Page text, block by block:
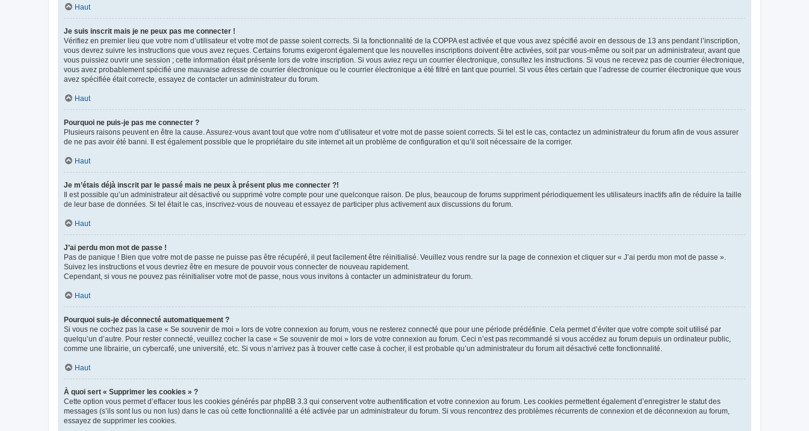
Haut
Je suis inscrit mais je ne peux pas me connecter !
Vérifiez en premier lieu que votre nom d’utilisateur et votre mot de passe soient corrects. Si la fonctionnalité de la COPPA est activée et que vous avez spécifié avoir en dessous de 13 ans pendant l’inscription,
vous devrez suivre les instructions que vous avez reçues. Certains forums exigeront également que les nouvelles inscriptions doivent être activées, soit par vous-même ou soit par un administrateur, avant que
vous puissiez ouvrir une session ; cette information était présente lors de votre inscription. Si vous aviez reçu un courrier électronique, consultez les instructions. Si vous ne recevez pas de courrier électronique,
vous avez probablement spécifié une mauvaise adresse de courrier électronique ou le courrier électronique a été filtré en tant que pourriel. Si vous êtes certain que l’adresse de courrier électronique que vous
avez spécifiée était correcte, essayez de contacter un administrateur du forum.
Haut
Pourquoi ne puis-je pas me connecter ?
Plusieurs raisons peuvent en être la cause. Assurez-vous avant tout que votre nom d’utilisateur et votre mot de passe soient corrects. Si tel est le cas, contactez un administrateur du forum afin de vous assurer
de ne pas avoir été banni. Il est également possible que le propriétaire du site internet ait un problème de configuration et qu’il soit nécessaire de la corriger.
Haut
Je m’étais déjà inscrit par le passé mais ne peux à présent plus me connecter ?!
Il est possible qu’un administrateur ait désactivé ou supprimé votre compte pour une quelconque raison. De plus, beaucoup de forums suppriment périodiquement les utilisateurs inactifs afin de réduire la taille
de leur base de données. Si tel était le cas, inscrivez-vous de nouveau et essayez de participer plus activement aux discussions du forum.
Haut
J’ai perdu mon mot de passe !
Pas de panique ! Bien que votre mot de passe ne puisse pas être récupéré, il peut facilement être réinitialisé. Veuillez vous rendre sur la page de connexion et cliquer sur « J’ai perdu mon mot de passe ».
Suivez les instructions et vous devriez être en mesure de pouvoir vous connecter de nouveau rapidement.
Cependant, si vous ne pouvez pas réinitialiser votre mot de passe, nous vous invitons à contacter un administrateur du forum.
Haut
Pourquoi suis-je déconnecté automatiquement ?
Si vous ne cochez pas la case « Se souvenir de moi » lors de votre connexion au forum, vous ne resterez connecté que pour une période prédéfinie. Cela permet d’éviter que votre compte soit utilisé par
quelqu’un d’autre. Pour rester connecté, veuillez cocher la case « Se souvenir de moi » lors de votre connexion au forum. Ceci n’est pas recommandé si vous accédez au forum depuis un ordinateur public,
comme une librairie, un cybercafé, une université, etc. Si vous n’arrivez pas à trouver cette case à cocher, il est probable qu’un administrateur du forum ait désactivé cette fonctionnalité.
Haut
À quoi sert « Supprimer les cookies » ?
Cette option vous permet d’effacer tous les cookies générés par phpBB 3.3 qui conservent votre authentification et votre connexion au forum. Les cookies permettent également d’enregistrer le statut des
messages (s’ils sont lus ou non lus) dans le cas où cette fonctionnalité a été activée par un administrateur du forum. Si vous rencontrez des problèmes récurrents de connexion et de déconnexion au forum,
essayez de supprimer les cookies.